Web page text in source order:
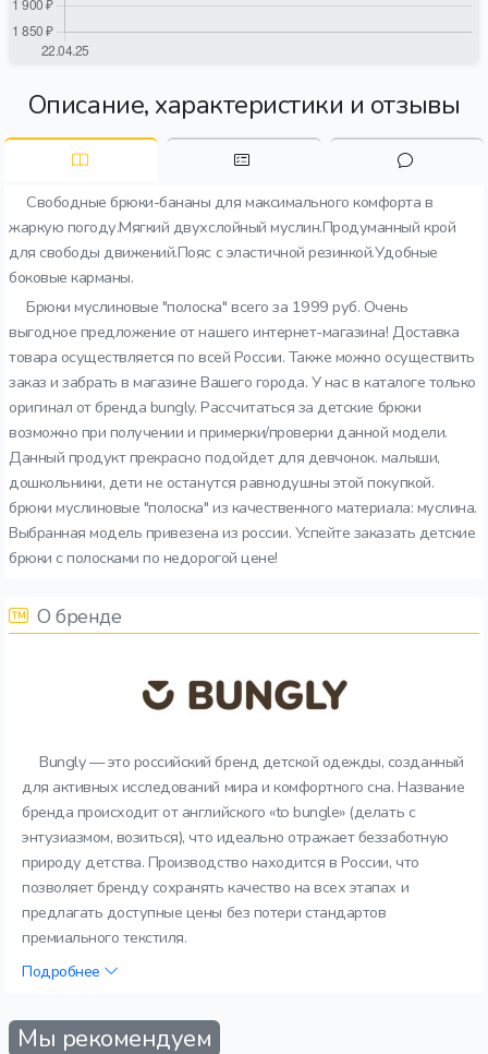
Описание, характеристики и отзывы
Свободные брюки-бананы для максимального комфорта в
жаркую погоду.Мягкий двухслойный муслин.Продуманный крой
для свободы движений.Пояс с эластичной резинкой.Удобные
боковые карманы.
Брюки муслиновые "полоска" всего за 1999 руб. Очень
выгодное предложение от нашего интернет-магазина! Доставка
товара осуществляется по всей России. Также можно осуществить
заказ и забрать в магазине Вашего города. У нас в каталоге только
оригинал от бренда bungly. Рассчитаться за детские брюки
возможно при получении и примерки/проверки данной модели.
Данный продукт прекрасно подойдет для девчонок. малыши,
дошкольники, дети не останутся равнодушны этой покупкой.
брюки муслиновые "полоска" из качественного материала: муслина.
Выбранная модель привезена из россии. Успейте заказать детские
брюки с полосками по недорогой цене!
О бренде
Bungly — это российский бренд детской одежды, созданный
для активных исследований мира и комфортного сна. Название
бренда происходит от английского «to bungle» (делать с
энтузиазмом, возиться), что идеально отражает беззаботную
природу детства. Производство находится в России, что
позволяет бренду сохранять качество на всех этапах и
предлагать доступные цены без потери стандартов
премиального текстиля.
Подробнее
Мы рекомендуем